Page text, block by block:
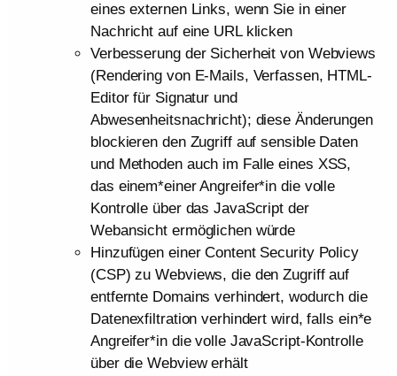
eines externen Links, wenn Sie in einer
Nachricht auf eine URL klicken
Verbesserung der Sicherheit von Webviews
(Rendering von E-Mails, Verfassen, HTML-
Editor für Signatur und
Abwesenheitsnachricht); diese Änderungen
blockieren den Zugriff auf sensible Daten
und Methoden auch im Falle eines XSS,
das einem*einer Angreifer*in die volle
Kontrolle über das JavaScript der
Webansicht ermöglichen würde
Hinzufügen einer Content Security Policy
(CSP) zu Webviews, die den Zugriff auf
entfernte Domains verhindert, wodurch die
Datenexfiltration verhindert wird, falls ein*e
Angreifer*in die volle JavaScript-Kontrolle
über die Webview erhält